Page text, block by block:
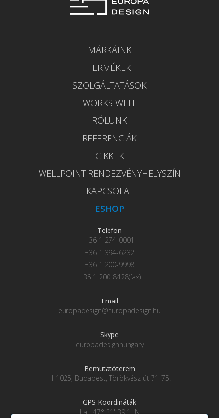
MÁRKÁINK
TERMÉKEK
SZOLGÁLTATÁSOK
WORKS WELL
RÓLUNK
REFERENCIÁK
CIKKEK
WELLPOINT RENDEZVÉNYHELYSZÍN
KAPCSOLAT
ESHOP
Telefon
+36 1 274-0001
+36 1 394-6232
+36 1 200-9998
+36 1 200-8428(fax)
Email
europadesign@europadesign.hu
Skype
europadesignhungary
Bemutatóterem
H-1025, Budapest, Törökvész út 71-75.
GPS Koordináták
Lat: 47° 31' 39.1" N